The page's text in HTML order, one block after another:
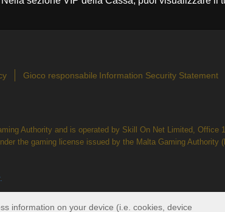
Gioco responsabile Information Security Statement
Authority and is operated by Skill On Net Limited, Office
the gaming license issued by the Malta Gaming Authority